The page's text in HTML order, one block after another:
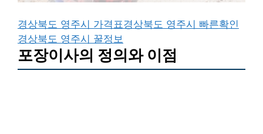
경상북도 영주시 가격표경상북도 영주시 빠른확인
경상북도 영주시 꿀정보
포장이사의 정의와 이점